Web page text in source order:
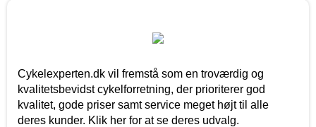
Cykelexperten.dk vil fremstå som en troværdig og
kvalitetsbevidst cykelforretning, der prioriterer god
kvalitet, gode priser samt service meget højt til alle
deres kunder. Klik her for at se deres udvalg.